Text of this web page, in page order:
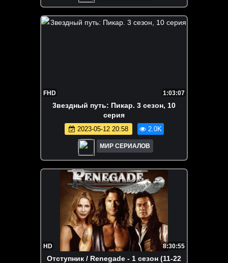
FHD 1:03:07
3вeздный пyть: Пикap. 3 сезон, 10
серия
2023-05-12 20:58 2.0K
МИР СЕРИАЛОВ
HD 8:30:55
Отступник / Renegade - 1 сезон (11-22